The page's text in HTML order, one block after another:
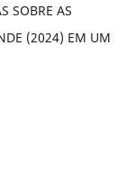
SOBRE AS
(2024) EM UM